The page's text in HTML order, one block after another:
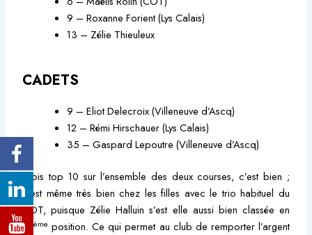
9 – Roxanne Forient (Lys Calais)
13 – Zélie Thieuleux
CADETS
9 – Eliot Delecroix (Villeneuve d’Ascq)
12 – Rémi Hirschauer (Lys Calais)
35 – Gaspard Lepoutre (Villeneuve d’Ascq)
Trois top 10 sur l’ensemble des deux courses, c’est bien ;
c’est même très bien chez les filles avec le trio habituel du
COT, puisque Zélie Halluin s’est elle aussi bien classée en
16
ème position. Ce qui permet au club de remporter l’argent